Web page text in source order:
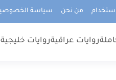
من نحن سياسة
روايات عراقيةروايات خليجية